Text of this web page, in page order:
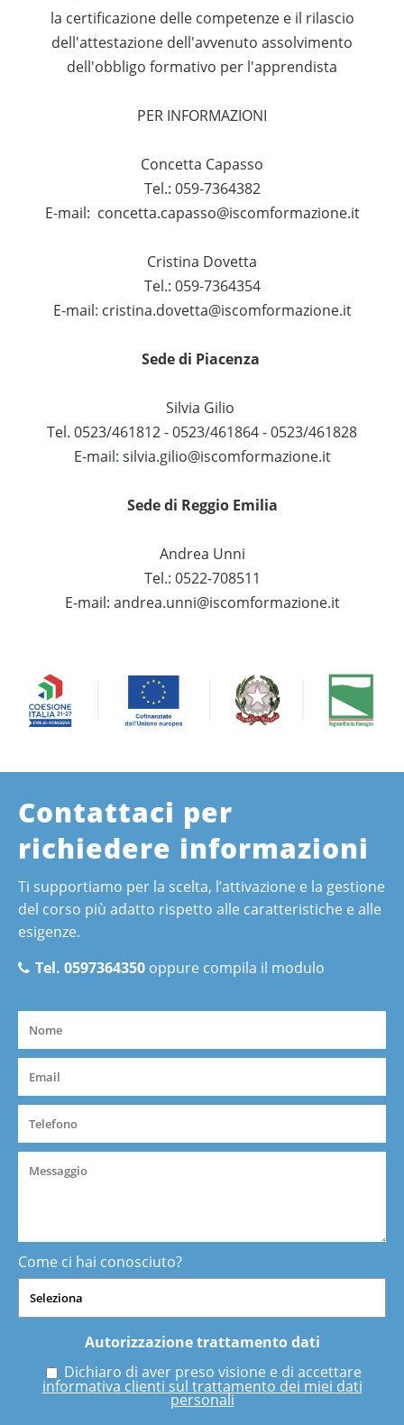
la certificazione delle competenze e il rilascio
dell'attestazione dell'avvenuto assolvimento
dell'obbligo formativo per l'apprendista
PER INFORMAZIONI
Concetta Capasso
Tel.: 059-7364382
E-mail: concetta.capasso@iscomformazione.it
Cristina Dovetta
Tel.: 059-7364354
E-mail: cristina.dovetta@iscomformazione.it
Sede di Piacenza
Silvia Gilio
Tel. 0523/461812 - 0523/461864 - 0523/461828
E-mail: silvia.gilio@iscomformazione.it
Sede di Reggio Emilia
Andrea Unni
Tel.: 0522-708511
E-mail: andrea.unni@iscomformazione.it
Contattaci per
richiedere informazioni
Ti supportiamo per la scelta, l’attivazione e la gestione
del corso più adatto rispetto alle caratteristiche e alle
esigenze.
Tel. 0597364350 oppure compila il modulo
Come ci hai conosciuto?
Autorizzazione trattamento dati
Dichiaro di aver preso visione e di accettare
informativa clienti sul trattamento dei miei dati
personali